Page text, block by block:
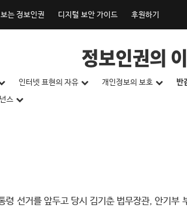
는 정보인권 디지털 보안 가이드 후원하기
정보인권의
인터넷 표현의 자유 개인정보의 보호 반
스
선거를 앞두고 당시 김기춘 법무장관, 안기부